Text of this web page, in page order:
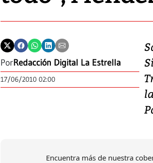
PorRedacción Digital La Estrella
17/06/2010 02:00
Encuentra más de nuestra